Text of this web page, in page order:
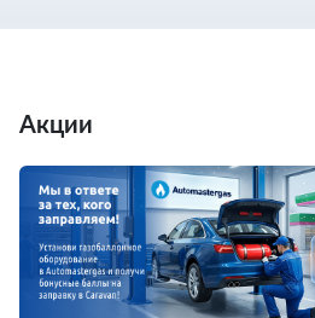
Акции